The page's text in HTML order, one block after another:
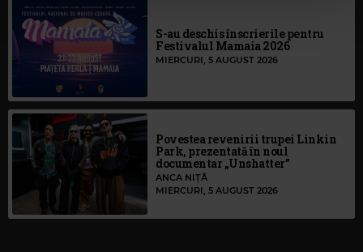
S-au deschis înscrierile pentru
Festivalul Mamaia 2026
MIERCURI, 5 AUGUST 2026
Povestea revenirii trupei Linkin
Park, prezentată în noul
documentar „Unshatter”
ANCA NIȚĂ
MIERCURI, 5 AUGUST 2026